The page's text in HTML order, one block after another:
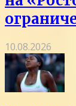
10.08.2026